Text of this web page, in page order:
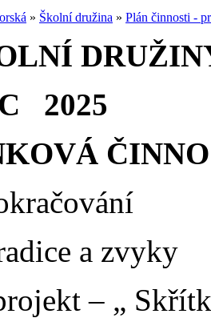
» Školní družina » Plán činnosti -
2025
a zvyky
– „